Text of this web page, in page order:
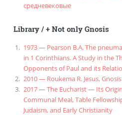
средневековые
Library/+ Not only Gnosis
1973 — Pearson B.A. The
in 1 Corinthians. A Study in the
Opponents of Paul and its
2010 — Roukema R. Jesus,
2017 — The Eucharist — Its
Communal Meal, Table
Judaism, and Early Christianity